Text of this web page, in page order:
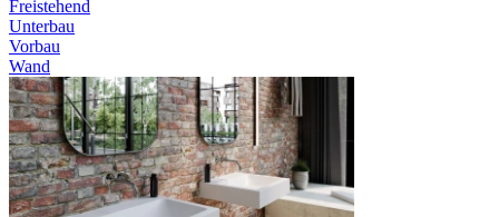
Freistehend
Unterbau
Vorbau
Wand